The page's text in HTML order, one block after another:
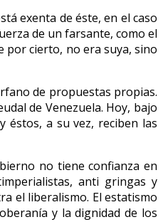
exenta de éste, en el caso
de un farsante, como el
por cierto, no era suya, sino
de propuestas propias.
de Venezuela. Hoy, bajo
éstos, a su vez, reciben las
no tiene confianza en
anti gringas y
el liberalismo. El estatismo
y la dignidad de los